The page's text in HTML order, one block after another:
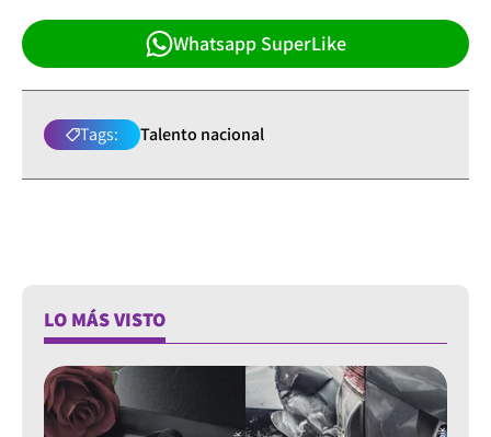
Whatsapp SuperLike
Tags: Talento nacional
LO MÁS VISTO